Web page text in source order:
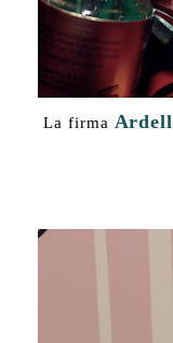
La firma Ardell